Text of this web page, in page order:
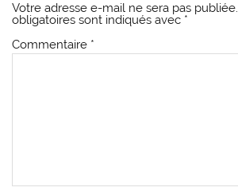
Votre adresse e-mail ne sera pas publiée.
obligatoires sont indiqués avec *
Commentaire *